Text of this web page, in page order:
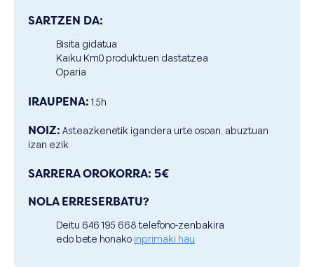
SARTZEN DA:
Bisita gidatua
Kaiku Km0 produktuen dastatzea
Oparia
IRAUPENA: 1,5h
NOIZ: Asteazkenetik igandera urte osoan, abuztuan
izan ezik
SARRERA OROKORRA: 5€
NOLA ERRESERBATU?
Deitu 646 195 668 telefono-zenbakira
edo bete honako inprimaki hau